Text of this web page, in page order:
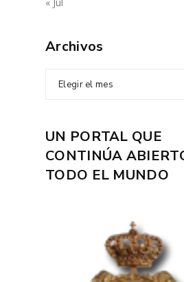
Archivos
Elegir el mes
UN PORTAL QUE
CONTINÚA
TODO EL MUNDO